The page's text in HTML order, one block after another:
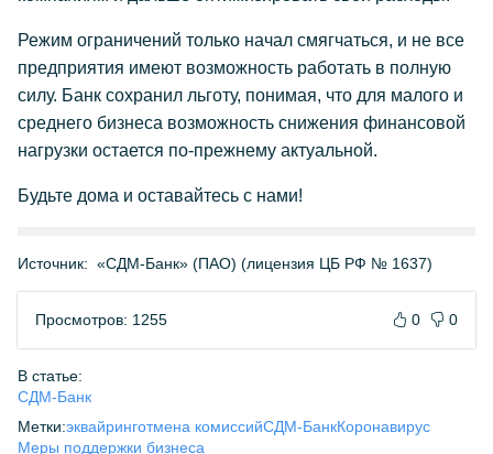
Режим ограничений только начал смягчаться, и не все
предприятия имеют возможность работать в полную
силу. Банк сохранил льготу, понимая, что для малого и
среднего бизнеса возможность снижения финансовой
нагрузки остается по-прежнему актуальной.
Будьте дома и оставайтесь с нами!
Источник: «СДМ-Банк» (ПАО) (лицензия ЦБ РФ № 1637)
Просмотров: 1255 0 0
В статье:
СДМ-Банк
Метки:эквайринготмена комиссийСДМ-БанкКоронавирус
Меры поддержки бизнеса